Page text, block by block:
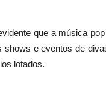
que a música
e eventos de
lotados.